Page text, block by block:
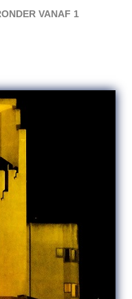
VANAF 1